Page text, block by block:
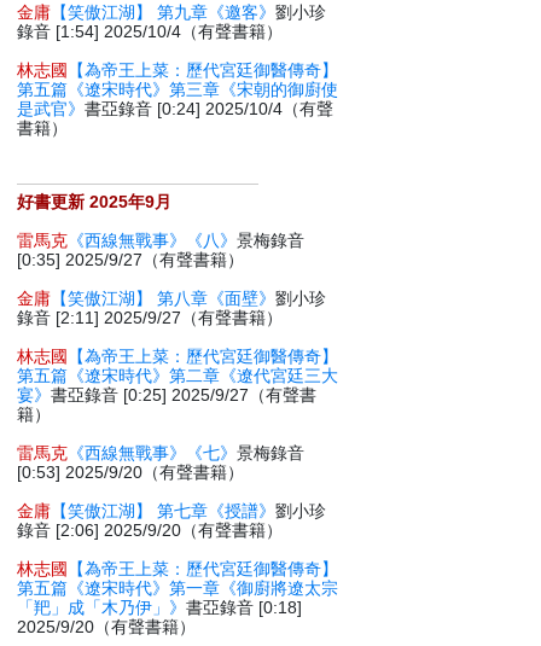
金庸 【笑傲江湖】 第九章《邀客》劉小珍
錄音 [1:54] 2025/10/4（有聲書籍）
林志國
【為帝王上菜：歷代宮廷御醫傳奇】
第五篇《遼宋時代》第三章《宋朝的御廚使
是武官》書亞錄音 [0:24] 2025/10/4（有聲
書籍）
好書更新 2025年9月
雷馬克 《西線無戰事》《八》景梅錄音
[0:35] 2025/9/27（有聲書籍）
金庸 【笑傲江湖】 第八章《面壁》劉小珍
錄音 [2:11] 2025/9/27（有聲書籍）
林志國
【為帝王上菜：歷代宮廷御醫傳奇】
第五篇《遼宋時代》第二章《遼代宮廷三大
宴》書亞錄音 [0:25] 2025/9/27（有聲書
籍）
雷馬克 《西線無戰事》《七》景梅錄音
[0:53] 2025/9/20（有聲書籍）
金庸 【笑傲江湖】 第七章《授譜》劉小珍
錄音 [2:06] 2025/9/20（有聲書籍）
林志國
【為帝王上菜：歷代宮廷御醫傳奇】
第五篇《遼宋時代》第一章《御廚將遼太宗
「羓」成「木乃伊」》書亞錄音 [0:18]
2025/9/20（有聲書籍）